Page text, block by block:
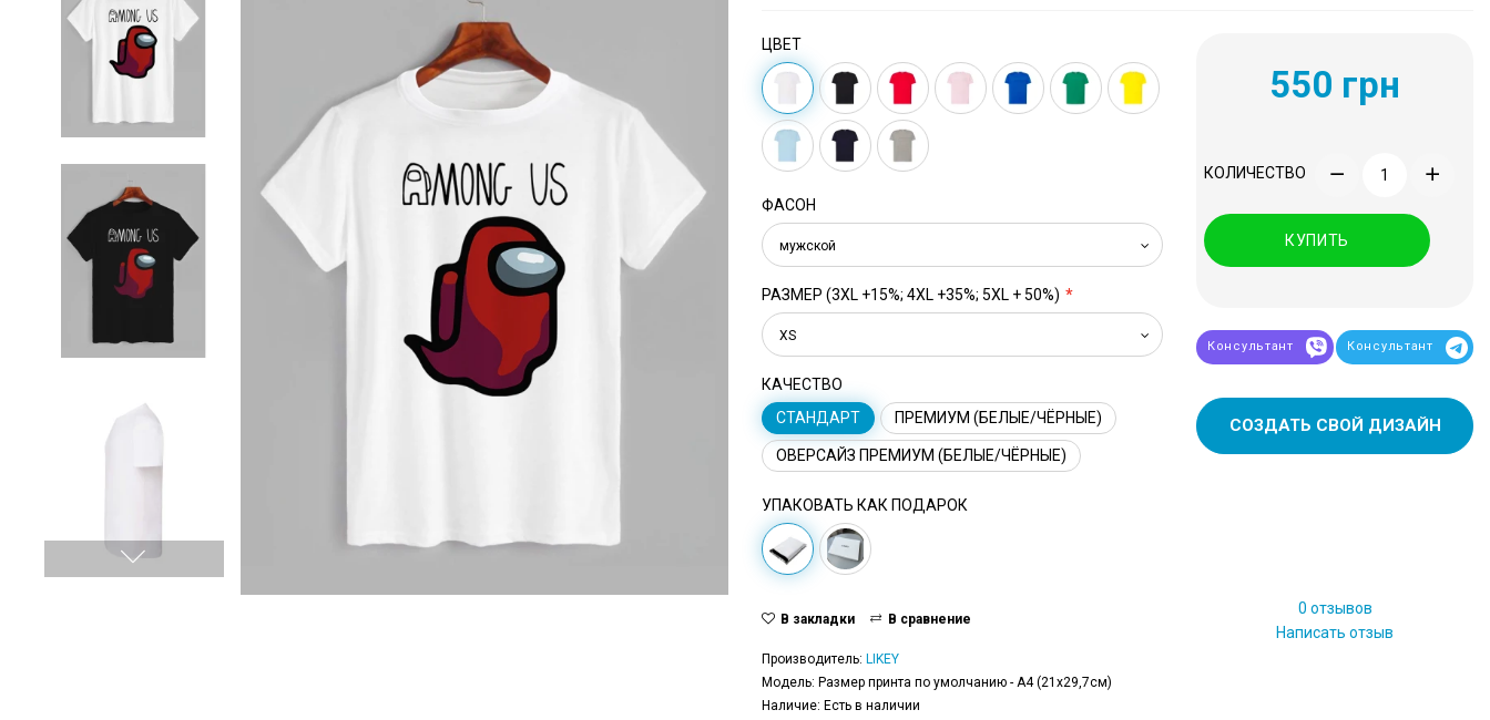
ЦВЕТ
ФАСОН
мужской
РАЗМЕР (3XL +15%; 4XL +35%; 5XL + 50%)
XS
КАЧЕСТВО
СТАНДАРТ
ПРЕМИУМ (БЕЛЫЕ/ЧЁРНЫЕ)
ОВЕРСАЙЗ ПРЕМИУМ (БЕЛЫЕ/ЧЁРНЫЕ)
УПАКОВАТЬ КАК ПОДАРОК
550 грн
КОЛИЧЕСТВО
КУПИТЬ
Консультант Консультант
СОЗДАТЬ СВОЙ ДИЗАЙН
В закладки В сравнение
Производитель: LIKEY
Модель: Размер принта по умолчанию - А4 (21x29,7см)
Наличие: Есть в наличии
0 отзывов
Написать отзыв